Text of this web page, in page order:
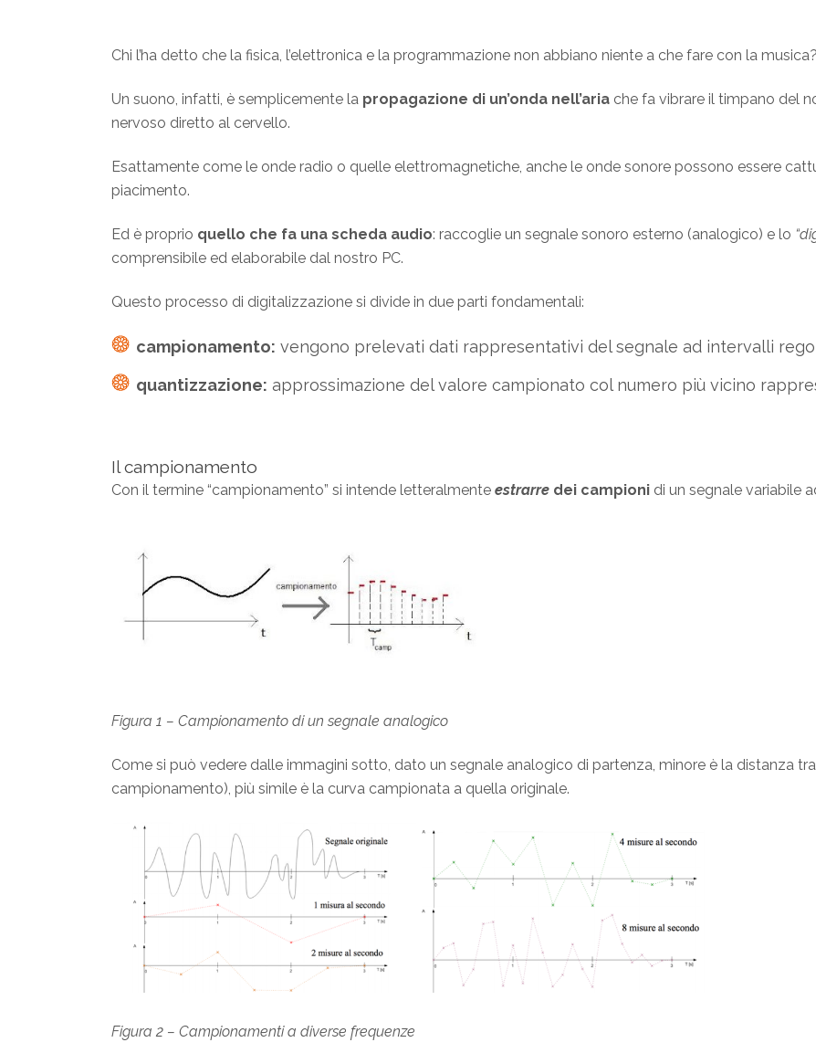
Chi l’ha detto che la fisica, l’elettronica e la programmazione non abbiano niente a che fare con la musica?
Un suono, infatti, è semplicemente la propagazione di un’onda nell’aria che fa vibrare il timpano del
nervoso diretto al cervello.
Esattamente come le onde radio o quelle elettromagnetiche, anche le onde sonore possono essere
piacimento.
Ed è proprio quello che fa una scheda audio: raccoglie un segnale sonoro esterno (analogico) e lo
comprensibile ed elaborabile dal nostro PC.
Questo processo di digitalizzazione si divide in due parti fondamentali:
campionamento: vengono prelevati dati rappresentativi del segnale ad intervalli
quantizzazione: approssimazione del valore campionato col numero più vicino
Il campionamento
Con il termine “campionamento” si intende letteralmente estrarre dei campioni di un segnale variabile
Figura 1 – Campionamento di un segnale analogico
Come si può vedere dalle immagini sotto, dato un segnale analogico di partenza, minore è la distanza
campionamento), più simile è la curva campionata a quella originale.
Figura 2 – Campionamenti a diverse frequenze